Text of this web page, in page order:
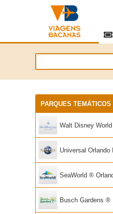
PARQUES TEMÁTICOS
Walt Disney
Universal Orlando
SeaWorld ®
Busch Gardens ®